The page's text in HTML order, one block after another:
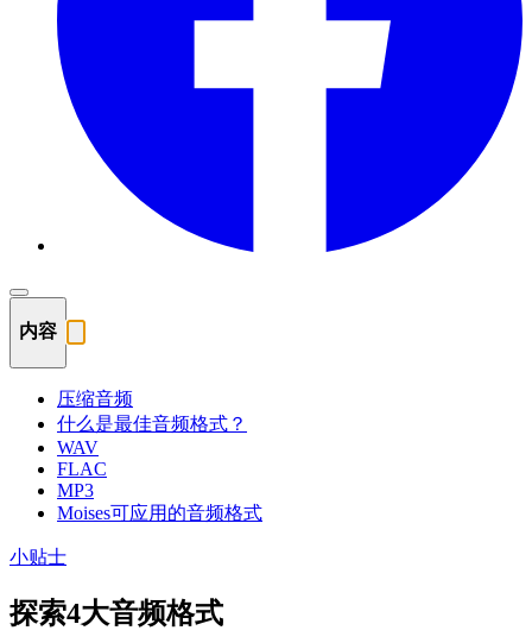
内容
压缩音频
什么是最佳音频格式？
WAV
FLAC
MP3
Moises可应用的音频格式
小贴士
探索4大音频格式